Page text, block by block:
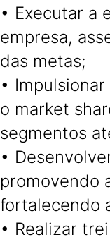
• Executar a
empresa,
das metas;
•
o market
segmentos
•
promovendo
fortalecendo
• Realizar